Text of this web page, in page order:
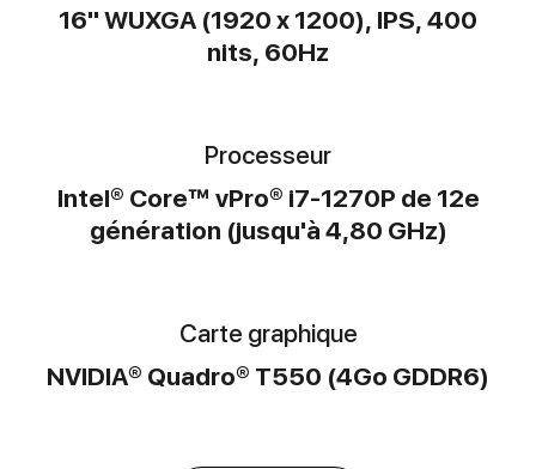
16" WUXGA (1920 x 1200), IPS, 400
nits, 60Hz
Processeur
Intel® Core™ vPro® i7-1270P de 12e
génération (jusqu'à 4,80 GHz)
Carte graphique
NVIDIA® Quadro® T550 (4Go GDDR6)